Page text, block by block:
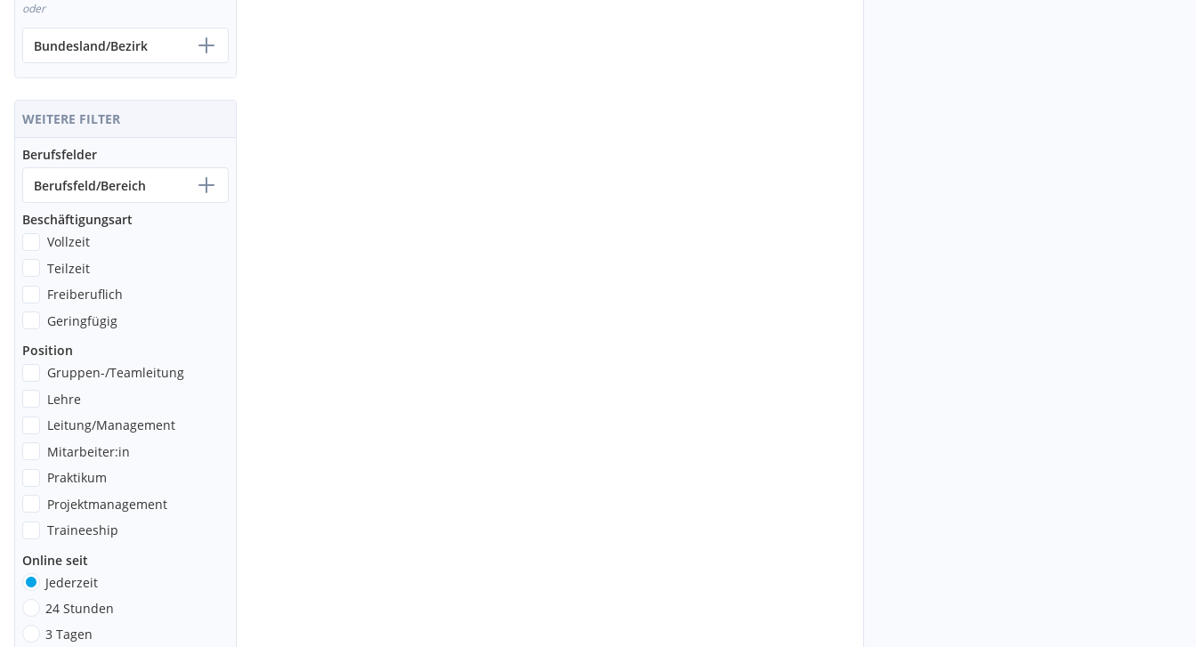
oder
Bundesland/Bezirk
WEITERE FILTER
Berufsfelder
Berufsfeld/Bereich
Beschäftigungsart
Vollzeit
Teilzeit
Freiberuflich
Geringfügig
Position
Gruppen-/Teamleitung
Lehre
Leitung/Management
Mitarbeiter:in
Praktikum
Projektmanagement
Traineeship
Online seit
Jederzeit
24 Stunden
3 Tagen